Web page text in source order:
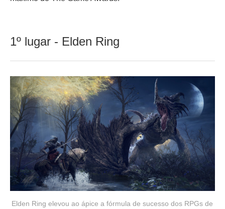
1º lugar - Elden Ring
Elden Ring elevou ao ápice a fórmula de sucesso dos RPGs de